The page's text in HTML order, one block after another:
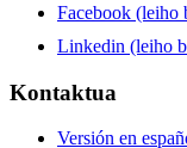
Facebook (leiho
Linkedin (leiho
Kontaktua
Versión en